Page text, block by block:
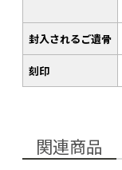
封入されるご遺骨
刻印
関連商品